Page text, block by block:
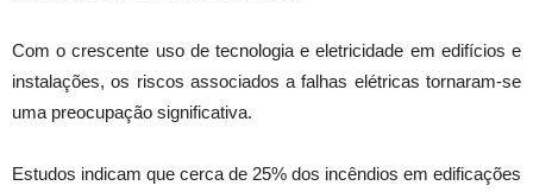
Com o crescente uso de tecnologia e eletricidade em edifícios e
instalações, os riscos associados a falhas elétricas tornaram-se
uma preocupação significativa.
Estudos indicam que cerca de 25% dos incêndios em edificações